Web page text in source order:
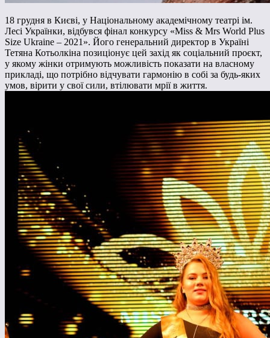
18 грудня в Києві, у Національному академічному театрі ім.
Лесі Українки, відбувся фінал конкурсу «Miss & Mrs World Plus
Size Ukraine – 2021». Його генеральний директор в Україні
Тетяна Котьолкіна позиціонує цей захід як соціальний проєкт,
у якому жінки отримують можливість показати на власному
прикладі, що потрібно відчувати гармонію в собі за будь-яких
умов, вірити у свої сили, втілювати мрії в життя.